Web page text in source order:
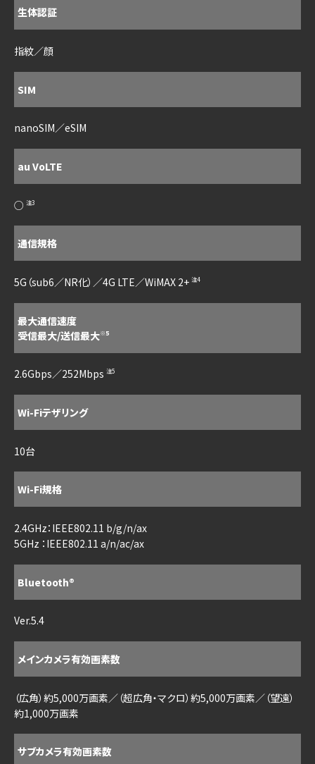
生体認証
指紋／顔
SIM
nanoSIM／eSIM
au VoLTE
○ 注3
通信規格
5G（sub6／NR化）／4G LTE／WiMAX 2+ 注4
最大通信速度
受信最大/送信最大※5
2.6Gbps／252Mbps 注5
Wi-Fiテザリング
10台
Wi-Fi規格
2.4GHz：IEEE802.11 b/g/n/ax
5GHz ：IEEE802.11 a/n/ac/ax
Bluetooth®
Ver.5.4
メインカメラ有効画素数
（広角）約5,000万画素／（超広角・マクロ）約5,000万画素／（望遠）
約1,000万画素
サブカメラ有効画素数